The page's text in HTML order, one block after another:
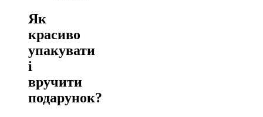
Як
красиво
упакувати
і
вручити
подарунок?